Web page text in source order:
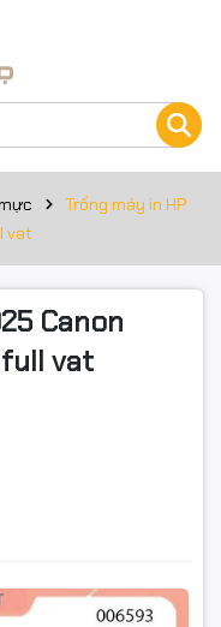
Trống máy in HP
vat
Canon
full vat